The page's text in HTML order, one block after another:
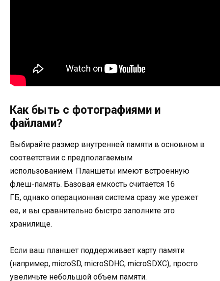
Как быть с фотографиями и
файлами?
Выбирайте размер внутренней памяти в основном в
соответствии с предполагаемым
использованием. Планшеты имеют встроенную
флеш-память. Базовая емкость считается 16
ГБ, однако операционная система сразу же урежет
ее, и вы сравнительно быстро заполните это
хранилище.
Если ваш планшет поддерживает карту памяти
(например, microSD, microSDHC, microSDXC), просто
увеличьте небольшой объем памяти.